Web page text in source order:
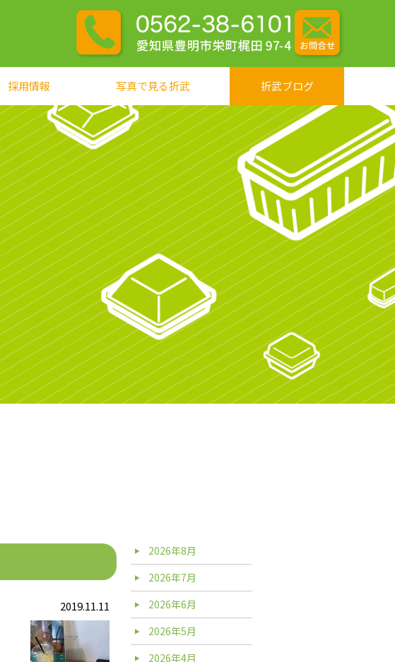
採用情報 写真で見る折武 折武ブログ
2019.11.11
2026年8月
2026年7月
2026年6月
2026年5月
2026年4月